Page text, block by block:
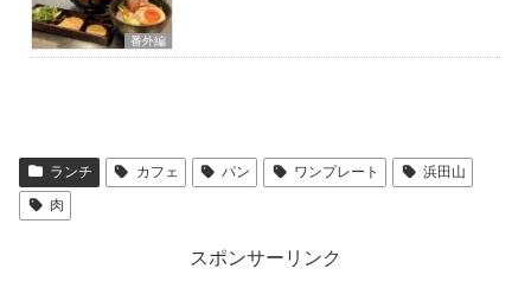
番外編
ランチ カフェ パン ワンプレート
浜田山
肉
スポンサーリンク